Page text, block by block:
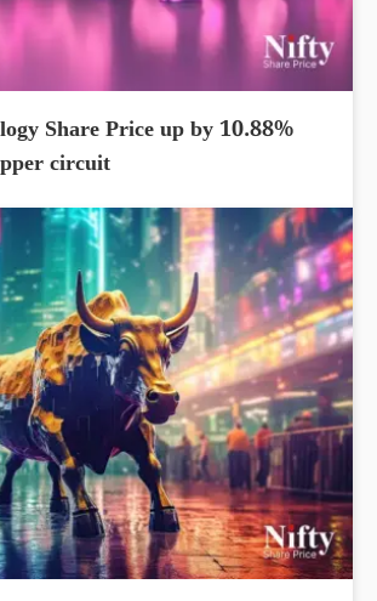
Share Price up by 10.88%
circuit